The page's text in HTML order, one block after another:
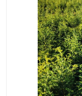
沙枣树
沙棘苗
砂生槐